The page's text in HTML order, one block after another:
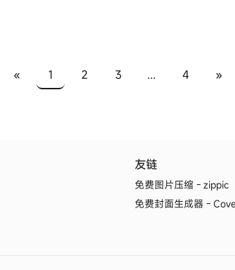
« 1 2 3 ... 4 »
友链
免费图片压缩 - zippic
免费封面生成器 -